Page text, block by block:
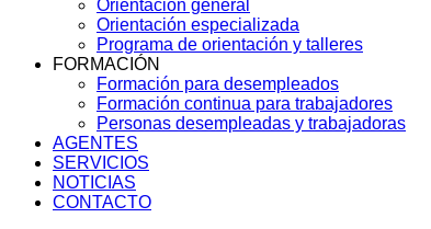
Orientación general
Orientación especializada
Programa de orientación y talleres
FORMACIÓN
Formación para desempleados
Formación continua para trabajadores
Personas desempleadas y trabajadoras
AGENTES
SERVICIOS
NOTICIAS
CONTACTO